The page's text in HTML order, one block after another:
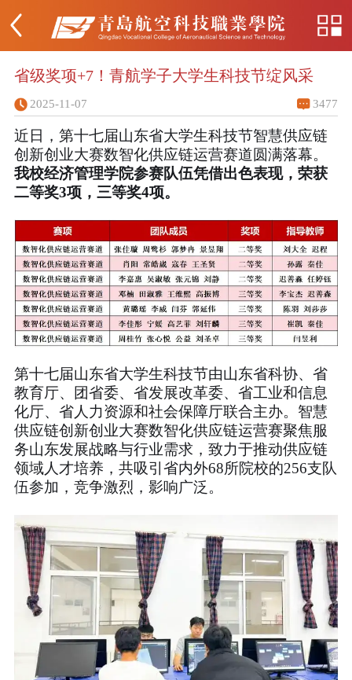
省级奖项+7！青航学子大学生科技节绽风采
2025-11-07 3477
近日，第十七届山东省大学生科技节智慧供应链
创新创业大赛数智化供应链运营赛道圆满落幕。
我校经济管理学院参赛队伍凭借出色表现，荣获
二等奖3项，三等奖4项。
第十七届山东省大学生科技节由山东省科协、省
教育厅、团省委、省发展改革委、省工业和信息
化厅、省人力资源和社会保障厅联合主办。智慧
供应链创新创业大赛数智化供应链运营赛聚焦服
务山东发展战略与行业需求，致力于推动供应链
领域人才培养，共吸引省内外68所院校的256支队
伍参加，竞争激烈，影响广泛。